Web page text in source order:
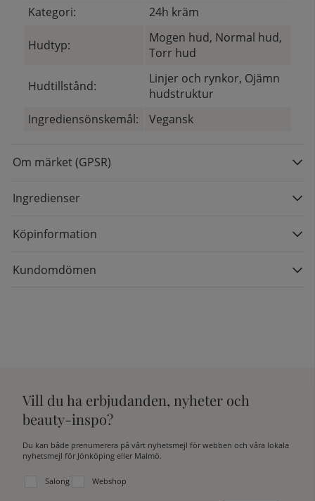
Kategori:
24h kräm
Hudtyp:
Mogen hud, Normal hud,
Torr hud
Hudtillstånd:
Linjer och rynkor, Ojämn
hudstruktur
Ingrediensönskemål:
Vegansk
Om märket (GPSR)
Ingredienser
Köpinformation
Kundomdömen
Vill du ha erbjudanden, nyheter och
beauty-inspo?
Du kan både prenumerera på vårt nyhetsmejl för webben och våra lokala
nyhetsmejl för Jönköping eller Malmö.
Välj vilken lista du vill prenumerera på:
Salong Webshop